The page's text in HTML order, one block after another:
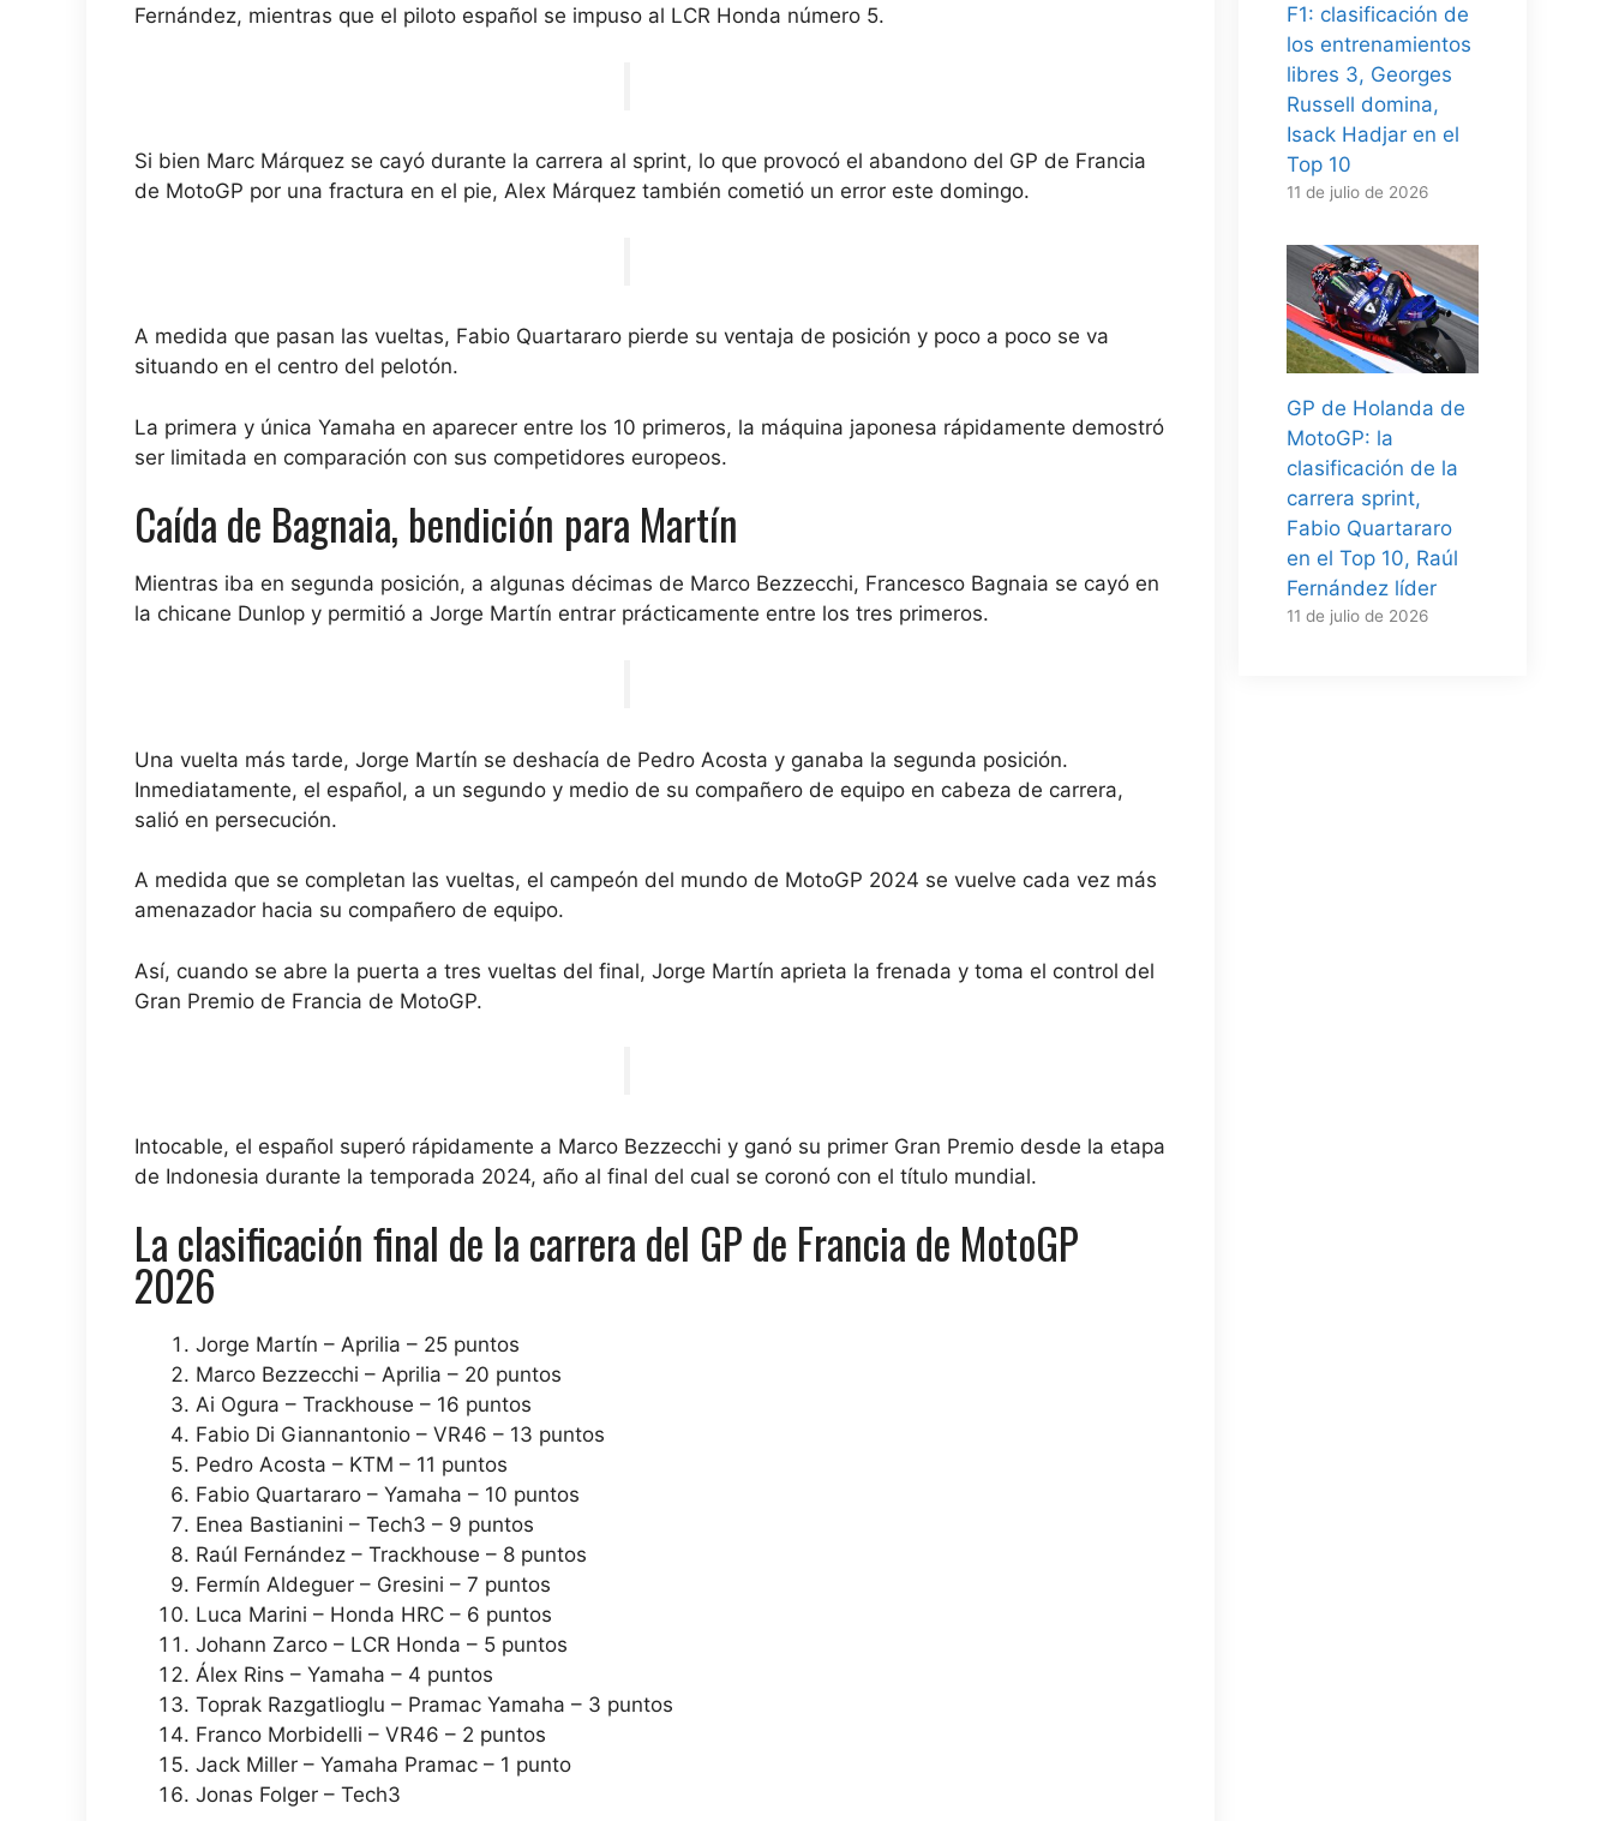
Fernández, mientras que el piloto español se impuso al LCR Honda número 5.
Si bien Marc Márquez se cayó durante la carrera al sprint, lo que provocó el abandono del GP de Francia
de MotoGP por una fractura en el pie, Alex Márquez también cometió un error este domingo.
A medida que pasan las vueltas, Fabio Quartararo pierde su ventaja de posición y poco a poco se va
situando en el centro del pelotón.
La primera y única Yamaha en aparecer entre los 10 primeros, la máquina japonesa rápidamente demostró
ser limitada en comparación con sus competidores europeos.
Caída de Bagnaia, bendición para Martín
Mientras iba en segunda posición, a algunas décimas de Marco Bezzecchi, Francesco Bagnaia se cayó en
la chicane Dunlop y permitió a Jorge Martín entrar prácticamente entre los tres primeros.
Una vuelta más tarde, Jorge Martín se deshacía de Pedro Acosta y ganaba la segunda posición.
Inmediatamente, el español, a un segundo y medio de su compañero de equipo en cabeza de carrera,
salió en persecución.
A medida que se completan las vueltas, el campeón del mundo de MotoGP 2024 se vuelve cada vez más
amenazador hacia su compañero de equipo.
Así, cuando se abre la puerta a tres vueltas del final, Jorge Martín aprieta la frenada y toma el control del
Gran Premio de Francia de MotoGP.
Intocable, el español superó rápidamente a Marco Bezzecchi y ganó su primer Gran Premio desde la etapa
de Indonesia durante la temporada 2024, año al final del cual se coronó con el título mundial.
La clasificación final de la carrera del GP de Francia de MotoGP
2026
Jorge Martín – Aprilia – 25 puntos
Marco Bezzecchi – Aprilia – 20 puntos
Ai Ogura – Trackhouse – 16 puntos
Fabio Di Giannantonio – VR46 – 13 puntos
Pedro Acosta – KTM – 11 puntos
Fabio Quartararo – Yamaha – 10 puntos
Enea Bastianini – Tech3 – 9 puntos
Raúl Fernández – Trackhouse – 8 puntos
Fermín Aldeguer – Gresini – 7 puntos
Luca Marini – Honda HRC – 6 puntos
Johann Zarco – LCR Honda – 5 puntos
Álex Rins – Yamaha – 4 puntos
Toprak Razgatlioglu – Pramac Yamaha – 3 puntos
Franco Morbidelli – VR46 – 2 puntos
Jack Miller – Yamaha Pramac – 1 punto
Jonas Folger – Tech3
F1: clasificación de
los entrenamientos
libres 3, Georges
Russell domina,
Isack Hadjar en el
Top 10
11 de julio de 2026
GP de Holanda de
MotoGP: la
clasificación de la
carrera sprint,
Fabio Quartararo
en el Top 10, Raúl
Fernández líder
11 de julio de 2026